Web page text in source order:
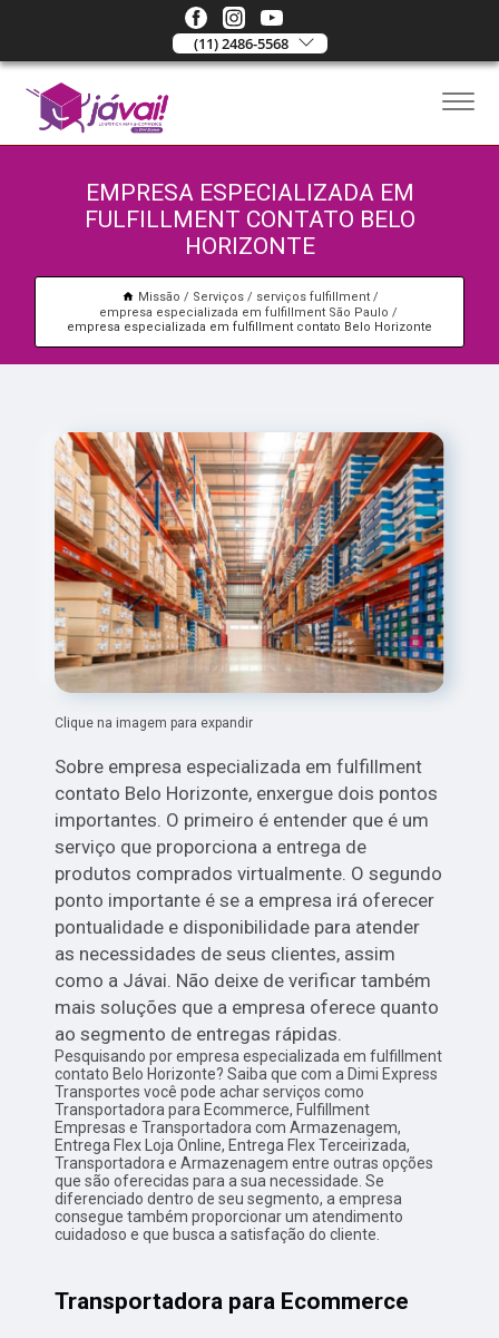
(11) 2486-5568
EMPRESA ESPECIALIZADA EM
FULFILLMENT CONTATO BELO
HORIZONTE
Missão Serviços
serviços fulfillment
empresa especializada em fulfillment São Paulo
empresa especializada em fulfillment contato Belo Horizonte
Clique na imagem para expandir
Sobre empresa especializada em fulfillment
contato Belo Horizonte, enxergue dois pontos
importantes. O primeiro é entender que é um
serviço que proporciona a entrega de
produtos comprados virtualmente. O segundo
ponto importante é se a empresa irá oferecer
pontualidade e disponibilidade para atender
as necessidades de seus clientes, assim
como a Jávai. Não deixe de verificar também
mais soluções que a empresa oferece quanto
ao segmento de entregas rápidas.
Pesquisando por empresa especializada em fulfillment
contato Belo Horizonte? Saiba que com a Dimi Express
Transportes você pode achar serviços como
Transportadora para Ecommerce, Fulfillment
Empresas e Transportadora com Armazenagem,
Entrega Flex Loja Online, Entrega Flex Terceirizada,
Transportadora e Armazenagem entre outras opções
que são oferecidas para a sua necessidade. Se
diferenciado dentro de seu segmento, a empresa
consegue também proporcionar um atendimento
cuidadoso e que busca a satisfação do cliente.
Transportadora para Ecommerce